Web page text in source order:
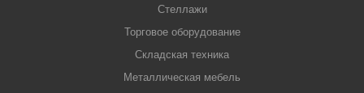
Стеллажи
Торговое оборудование
Складская техника
Металлическая мебель